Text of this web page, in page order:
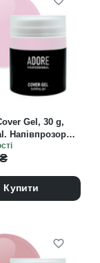
Gel, 30 g,
Напівпрозорий
рожевий
₴
Купити